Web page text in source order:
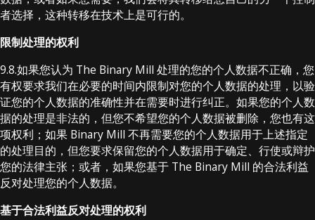
者选择，这种转移在技术上是可行的。
限制处理的权利
9.8.如果您认为 The Binary Mill 处理的您的个人数据不正确，您
有权要求我们在必要的时间内限制对您的个人数据的处理，以验
证您的个人数据的准确性并在需要时进行纠正。如果您的个人数
据的处理是非法的，但您不希望您的个人数据被删除，您也有这
项权利；如果 Binary Mill 不再需要您的个人数据用于上述指定
的处理目的，但您要求保留您的个人数据用于确定、行使或辩护
您的法律主张；或者，如果您基于 The Binary Mill 的合法利益
反对处理您的个人数据。
基于合法利益反对处理的权利